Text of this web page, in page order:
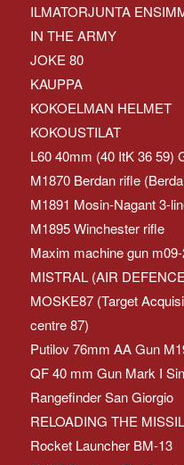
ILMATORJUNTA
IN THE ARMY
JOKE 80
KAUPPA
KOKOELMAN HELMET
KOKOUSTILAT
L60 40mm (40 ItK 36 59)
M1870 Berdan rifle
M1891 Mosin-Nagant 3-
M1895 Winchester rifle
Maxim machine gun
MISTRAL (AIR
MOSKE87 (Target
centre 87)
Putilov 76mm AA Gun
QF 40 mm Gun Mark I
Rangefinder San Giorgio
RELOADING THE
Rocket Launcher BM-13